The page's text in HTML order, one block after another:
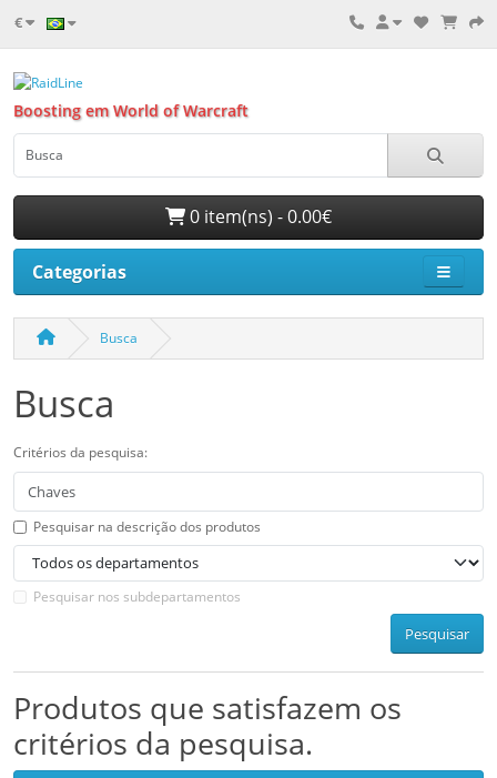
€
Boosting em World of Warcraft
0 item(ns) - 0.00€
Categorias
Busca
Busca
Critérios da pesquisa:
Pesquisar na descrição dos produtos
Pesquisar nos subdepartamentos
Pesquisar
Produtos que satisfazem os
critérios da pesquisa.